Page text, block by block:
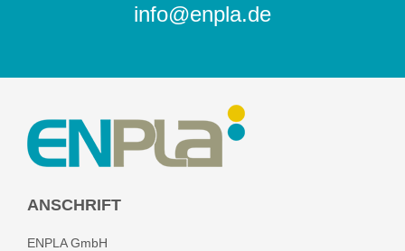
info@enpla.de
ANSCHRIFT
ENPLA GmbH